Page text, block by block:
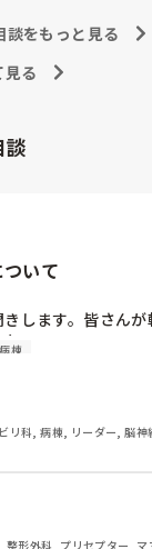
回リハか循環器科
けて外部も受ける
り、子育てしやす
病院は第1志望とし
、滑り止めとして
ったらBに行きま
ど。」と言われま
いますし意志を曲
えたところ、「じ
は第1志望〜第3志
第1志望に行ける可
分かりませんが…💦
談をもっと見る
見る
談
いて
します。皆さんが
?
病棟
リ科, 病棟, リーダー, 脳神
整形外科, プリセプター, マ